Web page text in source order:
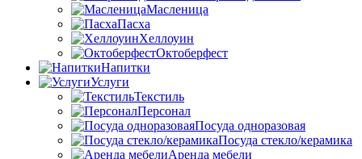
Масленица
Пасха
Хеллоуин
Октоберфест
Напитки
Услуги
Текстиль
Персонал
Посуда одноразовая
Посуда стекло/керамика
Аренда мебели